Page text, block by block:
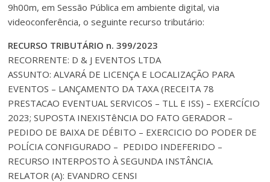
9h00m, em Sessão Pública em ambiente digital, via
videoconferência, o seguinte recurso tributário:
RECURSO TRIBUTÁRIO n. 399/2023
RECORRENTE: D & J EVENTOS LTDA
ASSUNTO: ALVARÁ DE LICENÇA E LOCALIZAÇÃO PARA
EVENTOS – LANÇAMENTO DA TAXA (RECEITA 78
PRESTACAO EVENTUAL SERVICOS – TLL E ISS) – EXERCÍCIO
2023; SUPOSTA INEXISTêNCIA DO FATO GERADOR –
PEDIDO DE BAIXA DE DÉBITO – EXERCICIO DO PODER DE
POLÍCIA CONFIGURADO – PEDIDO INDEFERIDO –
RECURSO INTERPOSTO À SEGUNDA INSTÂNCIA.
RELATOR (A): EVANDRO CENSI